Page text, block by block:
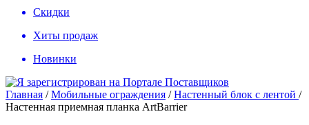
Скидки
Хиты продаж
Новинки
Главная /Мобильные ограждения /Настенный блок с лентой /
Настенная приемная планка ArtBarrier